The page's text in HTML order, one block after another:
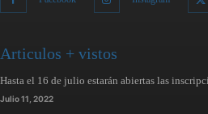
Articulos + vistos
Hasta el 16 de julio estarán abiertas las
Julio 11, 2022